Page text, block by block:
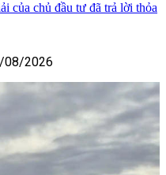
của chủ đầu tư đã trả lời thỏa
08/2026